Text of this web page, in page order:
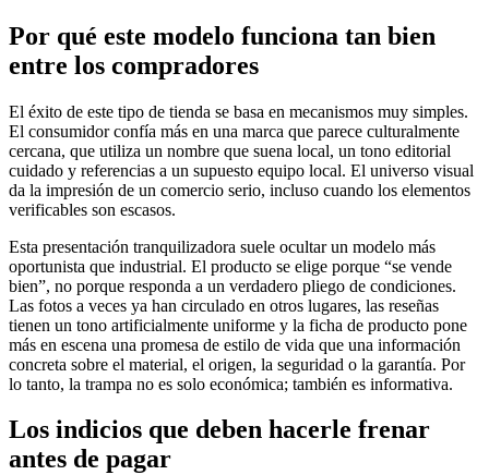
Por qué este modelo funciona tan bien
entre los compradores
El éxito de este tipo de tienda se basa en mecanismos muy simples.
El consumidor confía más en una marca que parece culturalmente
cercana, que utiliza un nombre que suena local, un tono editorial
cuidado y referencias a un supuesto equipo local. El universo visual
da la impresión de un comercio serio, incluso cuando los elementos
verificables son escasos.
Esta presentación tranquilizadora suele ocultar un modelo más
oportunista que industrial. El producto se elige porque “se vende
bien”, no porque responda a un verdadero pliego de condiciones.
Las fotos a veces ya han circulado en otros lugares, las reseñas
tienen un tono artificialmente uniforme y la ficha de producto pone
más en escena una promesa de estilo de vida que una información
concreta sobre el material, el origen, la seguridad o la garantía. Por
lo tanto, la trampa no es solo económica; también es informativa.
Los indicios que deben hacerle frenar
antes de pagar